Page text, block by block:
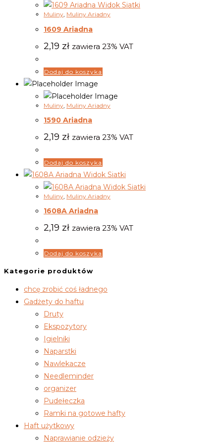
Widok Siatki
Muliny, Muliny Ariadny
1609 Ariadna
2,19 zł zawiera 23% VAT
Dodaj do koszyka
Muliny Muliny Ariadny
1590 Ariadna
2,19 zł zawiera 23% VAT
Dodaj do koszyka
Widok Siatki
Widok Siatki
Muliny Muliny Ariadny
1608A Ariadna
2,19 zł zawiera 23% VAT
Dodaj do koszyka
Kategorie produktów
chcę zrobić coś ładnego
Gadżety do haftu
Druty
Ekspozytory
Igielniki
Naparstki
Nawlekacze
Needleminder
organizer
Pudełeczka
Ramki na gotowe hafty
Haft użytkowy
Naprawianie odzieży